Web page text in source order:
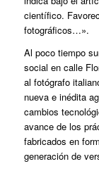
científico.
fotográficos…».
Al poco tiempo
social en calle
al fotógrafo
nueva e inédita
cambios
avance de los
fabricados en
generación de